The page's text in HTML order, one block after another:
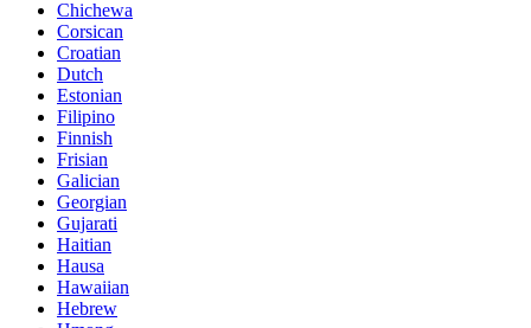
Chichewa
Corsican
Croatian
Dutch
Estonian
Filipino
Finnish
Frisian
Galician
Georgian
Gujarati
Haitian
Hausa
Hawaiian
Hebrew